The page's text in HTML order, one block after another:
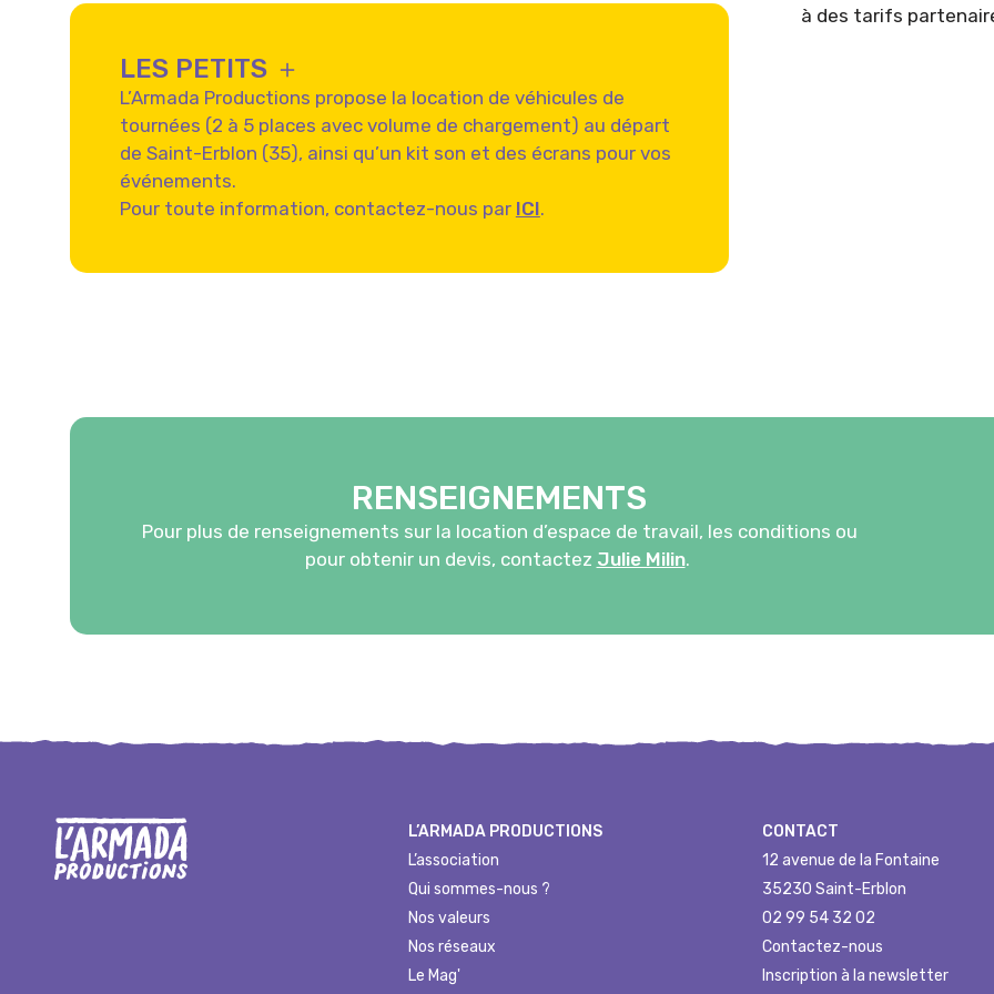
LES PETITS ＋
L’Armada Productions propose la location de véhicules de
tournées (2 à 5 places avec volume de chargement) au départ
de Saint-Erblon (35), ainsi qu’un kit son et des écrans pour vos
événements.
Pour toute information, contactez-nous par ICI.
à des tarifs
RENSEIGNEMENTS
Pour plus de renseignements sur la location d’espace de travail, les conditions ou
pour obtenir un devis, contactez Julie Milin.
L’ARMADA PRODUCTIONS
L’association
Qui sommes-nous ?
Nos valeurs
Nos réseaux
Le Mag'
CONTACT
12 avenue de la Fontaine
35230 Saint-Erblon
02 99 54 32 02
Contactez-nous
Inscription à la newsletter